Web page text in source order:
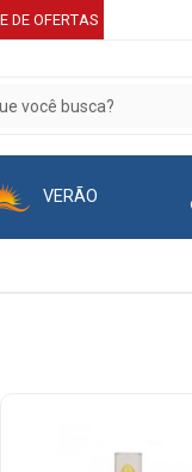
DE OFERTAS
VERÃO